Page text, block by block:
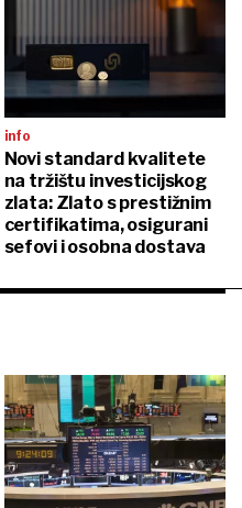
info
Novi standard kvalitete
na tržištu investicijskog
zlata: Zlato s prestižnim
certifikatima, osigurani
sefovi i osobna dostava